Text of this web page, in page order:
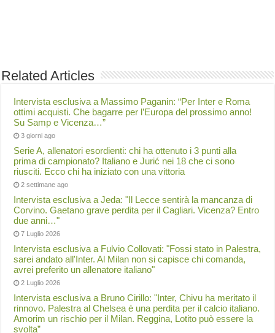
Related Articles
Intervista esclusiva a Massimo Paganin: “Per Inter e Roma
ottimi acquisti. Che bagarre per l’Europa del prossimo anno!
Su Samp e Vicenza…”
3 giorni ago
Serie A, allenatori esordienti: chi ha ottenuto i 3 punti alla
prima di campionato? Italiano e Jurić nei 18 che ci sono
riusciti. Ecco chi ha iniziato con una vittoria
2 settimane ago
Intervista esclusiva a Jeda: "Il Lecce sentirà la mancanza di
Corvino. Gaetano grave perdita per il Cagliari. Vicenza? Entro
due anni…"
7 Luglio 2026
Intervista esclusiva a Fulvio Collovati: "Fossi stato in Palestra,
sarei andato all'Inter. Al Milan non si capisce chi comanda,
avrei preferito un allenatore italiano"
2 Luglio 2026
Intervista esclusiva a Bruno Cirillo: "Inter, Chivu ha meritato il
rinnovo. Palestra al Chelsea è una perdita per il calcio italiano.
Amorim un rischio per il Milan. Reggina, Lotito può essere la
svolta”